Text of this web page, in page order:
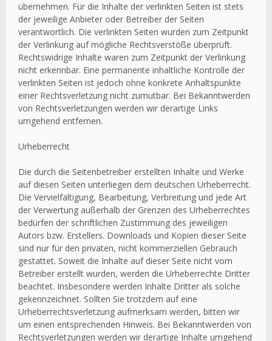
übernehmen. Für die Inhalte der verlinkten Seiten ist stets
der jeweilige Anbieter oder Betreiber der Seiten
verantwortlich. Die verlinkten Seiten wurden zum Zeitpunkt
der Verlinkung auf mögliche Rechtsverstöße überprüft.
Rechtswidrige Inhalte waren zum Zeitpunkt der Verlinkung
nicht erkennbar. Eine permanente inhaltliche Kontrolle der
verlinkten Seiten ist jedoch ohne konkrete Anhaltspunkte
einer Rechtsverletzung nicht zumutbar. Bei Bekanntwerden
von Rechtsverletzungen werden wir derartige Links
umgehend entfernen.
Urheberrecht
Die durch die Seitenbetreiber erstellten Inhalte und Werke
auf diesen Seiten unterliegen dem deutschen Urheberrecht.
Die Vervielfältigung, Bearbeitung, Verbreitung und jede Art
der Verwertung außerhalb der Grenzen des Urheberrechtes
bedürfen der schriftlichen Zustimmung des jeweiligen
Autors bzw. Erstellers. Downloads und Kopien dieser Seite
sind nur für den privaten, nicht kommerziellen Gebrauch
gestattet. Soweit die Inhalte auf dieser Seite nicht vom
Betreiber erstellt wurden, werden die Urheberrechte Dritter
beachtet. Insbesondere werden Inhalte Dritter als solche
gekennzeichnet. Sollten Sie trotzdem auf eine
Urheberrechtsverletzung aufmerksam werden, bitten wir
um einen entsprechenden Hinweis. Bei Bekanntwerden von
Rechtsverletzungen werden wir derartige Inhalte umgehend